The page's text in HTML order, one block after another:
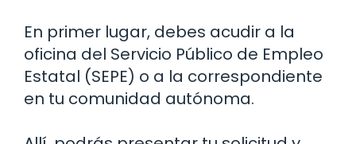
En primer lugar, debes acudir a la
oficina del Servicio Público de Empleo
Estatal (SEPE) o a la correspondiente
en tu comunidad autónoma.